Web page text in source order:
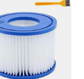
air in your pool
necessary